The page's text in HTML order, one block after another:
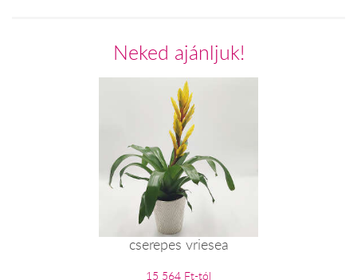
Neked ajánljuk!
cserepes vriesea
15 564 Ft-tól